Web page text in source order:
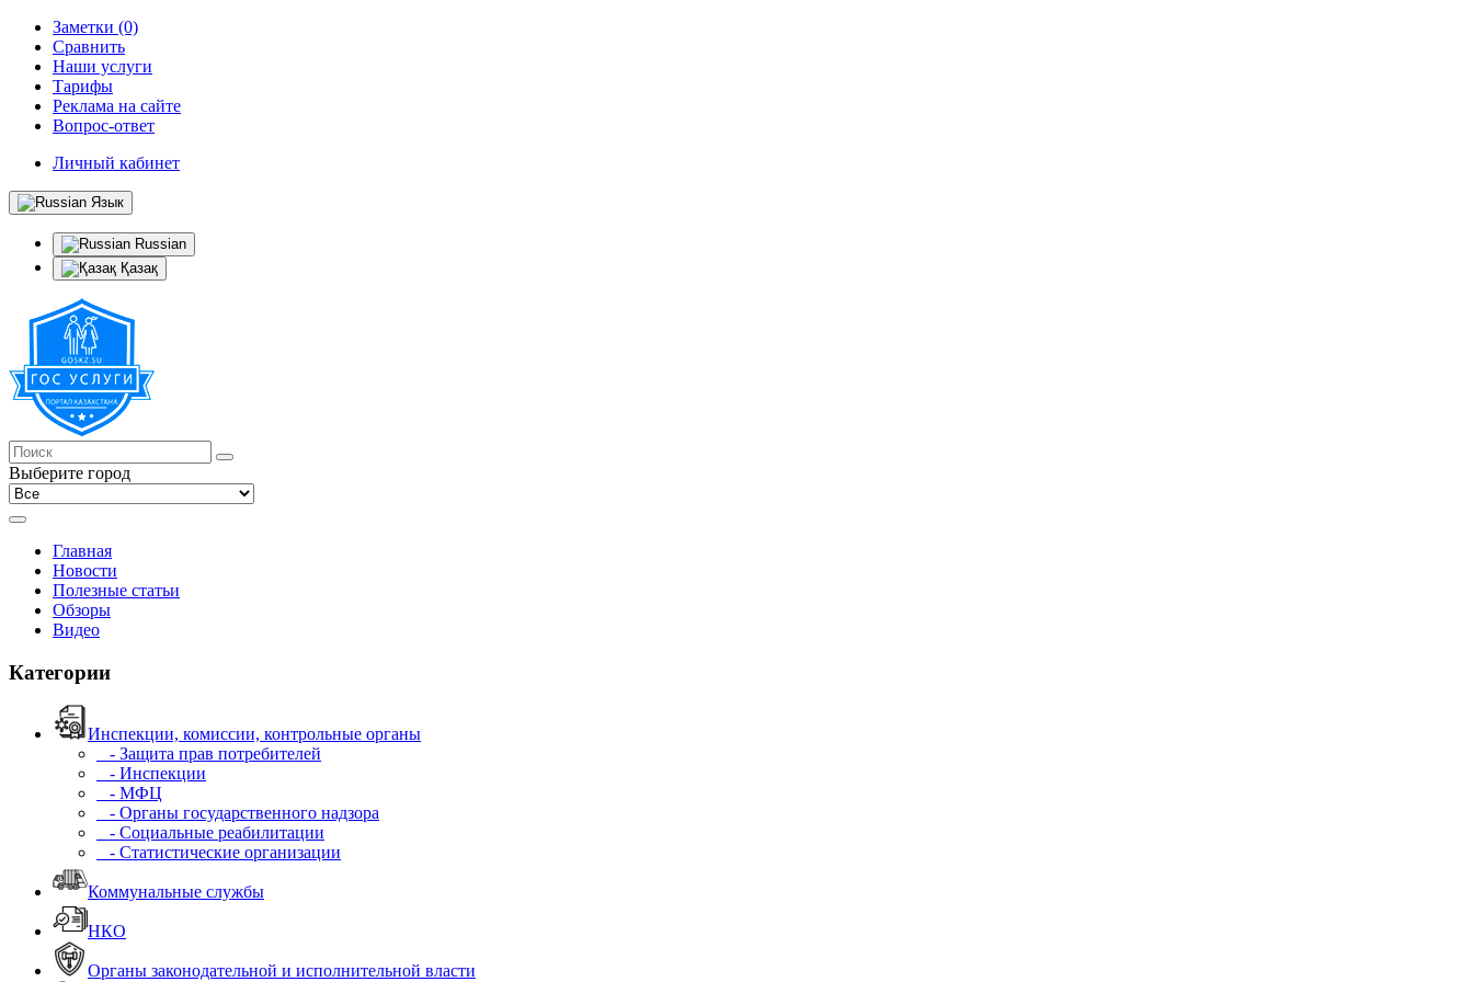
Заметки (0)
Сравнить
Наши услуги
Тарифы
Реклама на сайте
Вопрос-ответ
Личный кабинет
Язык
Russian
Қазақ
Выберите город
Главная
Новости
Полезные статьи
Обзоры
Видео
Категории
Инспекции, комиссии, контрольные органы
- Защита прав потребителей
- Инспекции
- МФЦ
- Органы государственного надзора
- Социальные реабилитации
- Статистические организации
Коммунальные службы
НКО
Органы законодательной и исполнительной власти